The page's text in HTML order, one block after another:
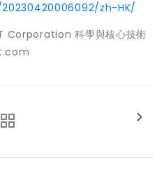
zh-HK/
Corporation 科學與核心技術